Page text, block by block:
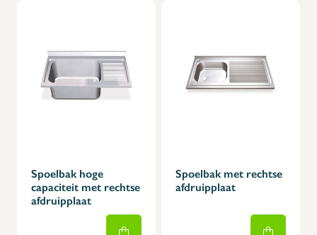
Spoelbak hoge
capaciteit met rechtse
afdruipplaat
Spoelbak met rechtse
afdruipplaat